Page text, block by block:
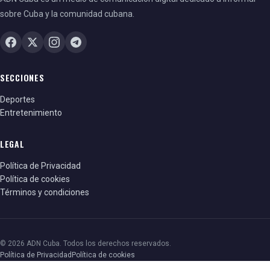
señalan como falsas las actas divulgadas por la
veracidad, entre ellas el
sobre Cuba y la comunidad cubana.
SECCIONES
Deportes
Entretenimiento
LEGAL
Política de Privacidad
Política de cookies
Términos y condiciones
© 2026 ADN Cuba. Todos los derechos reservados.
Política de Privacidad Política de cookies